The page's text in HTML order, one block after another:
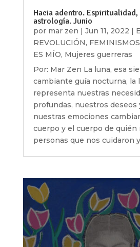
Hacia adentro. Espiritualidad,
astrología. Junio
por mar zen Jun 11, 2022
REVOLUCIÓN, FEMINISMOS
ES MÍO, Mujeres guerreras
Por: Mar Zen La luna, esa
cambiante guía nocturna, la
representa nuestras
profundas, nuestros deseos
nuestras emociones
cuerpo y el cuerpo de quién
personas que nos cuidaron